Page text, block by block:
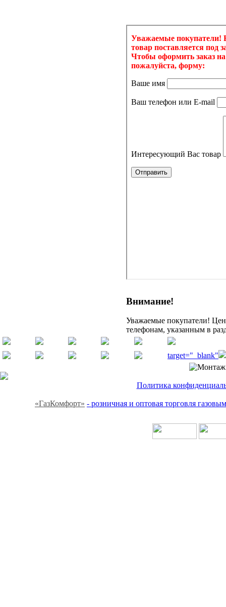
Внимание!
Уважаемые покупатели!
телефонам, указанным в
target="_blank"
Политика
«ГазКомфорт» - розничная и оптовая торговля